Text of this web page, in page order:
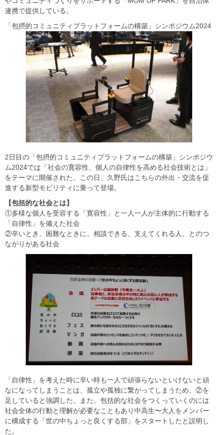
連携で提供している。
「包摂的コミュニティプラットフォームの構築」シンポジウム2024
2日目の「包摂的コミュニティプラットフォームの構築」シンポジウ
ム2024では「社会の寛容性、個人の自律性を高める社会技術とは」
をテーマに開催された。この日、久野氏はこちらの外出・交流を促
進する新型モビリティに乗って登場。
【包括的な社会とは】
①多様な個人を受容する「寛容性」と一人一人が主体的に行動する
「自律性」を備えた社会
②辛いとき、困難なときに、相談できる、支えてくれる人、とのつ
ながりがある社会
「自律性」を考えた時に辛い時も一人で頑張らないといけないと頑
なになってしまうことは、孤立や孤独に繋がってしまうため、②を
足していると強調した。また、包括的な社会をつくっていくのには
社会全体の行動と理解が必要なこともあり中高生〜大人をメンバー
に構成する「世の中ちょっと良くする部」をスタートしたと説明し
た。